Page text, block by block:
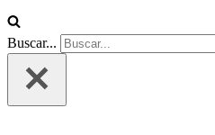
Buscar...